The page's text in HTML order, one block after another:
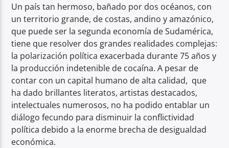
Radio hola
Un país tan hermoso, bañado por dos océanos, con
un territorio grande, de costas, andino y amazónico,
que puede ser la segunda economía de Sudamérica,
tiene que resolver dos grandes realidades complejas:
la polarización política exacerbada durante 75 años y
la producción indetenible de cocaína. A pesar de
contar con un capital humano de alta calidad, que
ha dado brillantes literatos, artistas destacados,
intelectuales numerosos, no ha podido entablar un
diálogo fecundo para disminuir la conflictividad
política debido a la enorme brecha de desigualdad
económica.